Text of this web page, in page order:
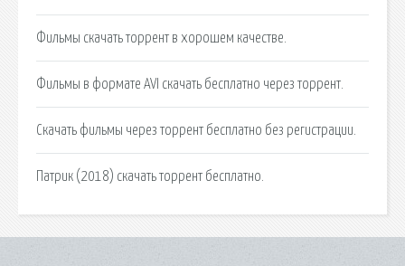
Фильмы скачать торрент в хорошем качестве.
Фильмы в формате AVI скачать бесплатно через торрент.
Скачать фильмы через торрент бесплатно без регистрации.
Патрик (2018) скачать торрент бесплатно.